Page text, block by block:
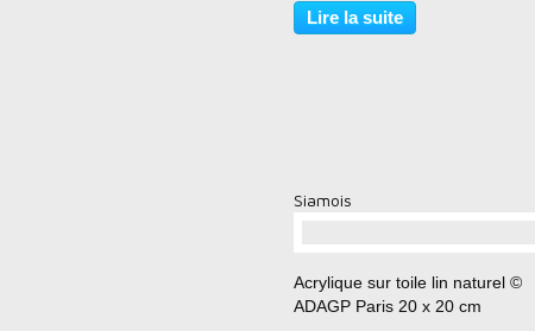
Lire la suite
Siamois
Acrylique sur toile lin naturel ©
ADAGP Paris 20 x 20 cm